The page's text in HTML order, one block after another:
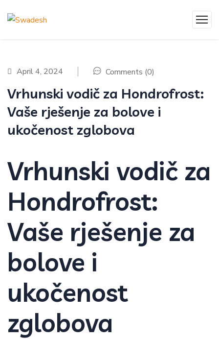
April 4, 2024 Comments (0)
Vrhunski vodič za Hondrofrost:
Vaše rješenje za bolove i
ukočenost zglobova
Vrhunski vodič za
Hondrofrost:
Vaše rješenje za
bolove i
ukočenost
zglobova